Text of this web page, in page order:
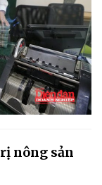
nông sản